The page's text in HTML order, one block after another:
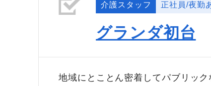
介護スタッフ 正社員/夜勤
グランダ初台
地域にとことん密着してパブリック